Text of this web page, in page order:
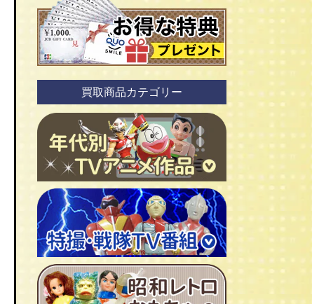
買取商品カテゴリー
ＴＶアニメ作品 1960年代
ＴＶアニメ作品 1970年代
ＴＶアニメ作品 1980年代